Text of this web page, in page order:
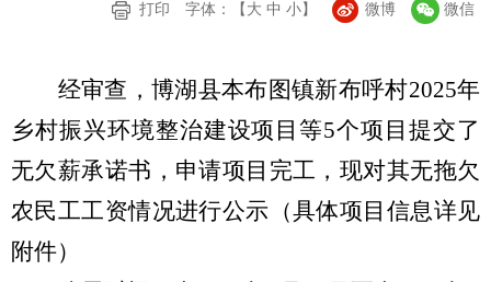
打印
字体：【 大 中 小】 微博 微信
经审查，博湖县本布图镇新布呼村2025年
乡村振兴环境整治建设项目等5个项目提交了
无欠薪承诺书，申请项目完工，现对其无拖欠
农民工工资情况进行公示（具体项目信息详见
附件）